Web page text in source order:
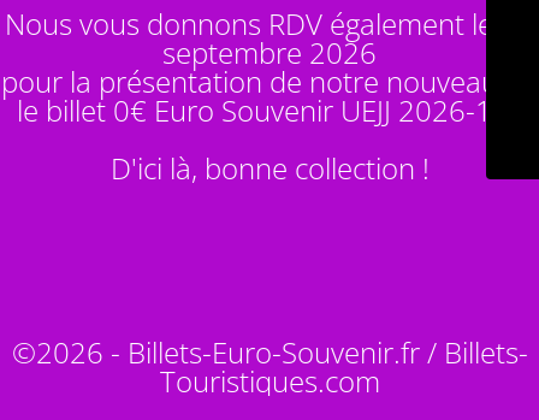
Nous vous donnons RDV également le 14
septembre 2026
pour la présentation de notre nouveauté :
le billet 0€ Euro Souvenir UEJJ 2026-10
D'ici là, bonne collection !
©2026 - Billets-Euro-Souvenir.fr / Billets-
Touristiques.com